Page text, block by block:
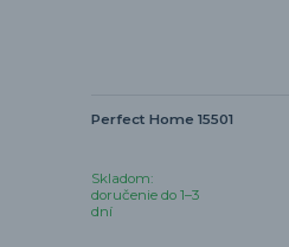
Perfect Home 15501
Skladom:
doručenie do 1–3
dní